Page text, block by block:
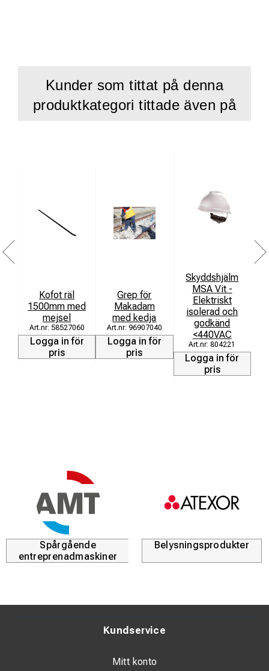
Kunder som tittat på denna
produktkategori tittade även på
Kofot räl
1500mm med
mejsel
58527060
Logga in för
pris
Grep för
Makadam
med kedja
96907040
Logga in för
pris
Skyddshjälm
MSA Vit -
Elektriskt
isolerad och
godkänd
<440VAC
804221
Logga in för
pris
Spårgående
entreprenadmaskiner
Belysningsprodukter
Kundservice
Mitt konto